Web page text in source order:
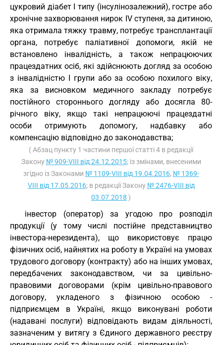
цукровий діабет I типу (інсулінозалежний), гостре або
хронічне захворювання нирок IV ступеня, за дитиною,
яка отримала тяжку травму, потребує трансплантації
органа, потребує паліативної допомоги, якій не
встановлено інвалідність, а також непрацюючих
працездатних осіб, які здійснюють догляд за особою
з інвалідністю I групи або за особою похилого віку,
яка за висновком медичного закладу потребує
постійного стороннього догляду або досягла 80-
річного віку, якщо такі непрацюючі працездатні
особи отримують допомогу, надбавку або
компенсацію відповідно до законодавства;
( Абзац пункту 1 частини першої статті 4 в редакції
Закону № 909-VIII від 24.12.2015; із змінами, внесеними
згідно із Законами № 1109-VIII від 19.04.2016, № 1369-
VIII від 17.05.2016; в редакції Закону № 2476-VIII від
03.07.2018 )
інвестор (оператор) за угодою про розподіл
продукції (у тому числі постійне представництво
інвестора-нерезидента), що використовує працю
фізичних осіб, найнятих на роботу в Україні на умовах
трудового договору (контракту) або на інших умовах,
передбачених законодавством, чи за цивільно-
правовими договорами (крім цивільно-правового
договору, укладеного з фізичною особою -
підприємцем в Україні, якщо виконувані роботи
(надавані послуги) відповідають видам діяльності,
зазначеним у витягу з Єдиного державного реєстру